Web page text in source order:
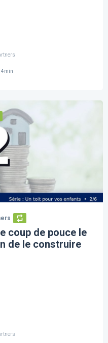
min
coup de pouce le
de le construire